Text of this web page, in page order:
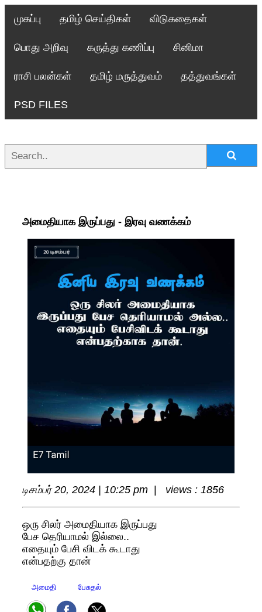
முகப்பு தமிழ் செய்திகள் விடுகதைகள்
பொது அறிவு கருத்து கணிப்பு சினிமா
ராசி பலன்கள் தமிழ் மருத்துவம் தத்துவங்கள்
PSD FILES
அமைதியாக இருப்பது - இரவு வணக்கம்
டிசம்பர் 20, 2024 | 10:25 pm | views : 1856
ஒரு சிலர் அமைதியாக இருப்பது
பேச தெரியாமல் இல்லை..
எதையும் பேசி விடக் கூடாது
என்பதற்கு தான்
அமைதி பேசுதல்